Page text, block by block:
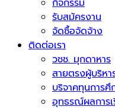
กิจกรรม
รับสมัครงาน
จัดซื้อจัดจ้าง
ติดต่อเรา
วชช. มุกดาหาร
สายตรงผู้บริหา
บริจาคทุนการ
อุทธรณ์ผลการ